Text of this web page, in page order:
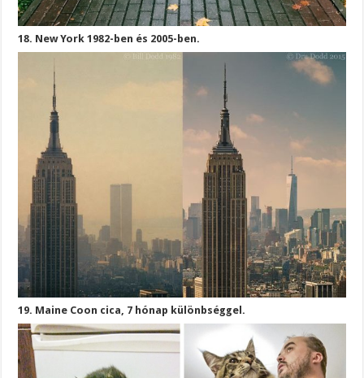
18. New York 1982-ben és 2005-ben.
19. Maine Coon cica, 7 hónap különbséggel.